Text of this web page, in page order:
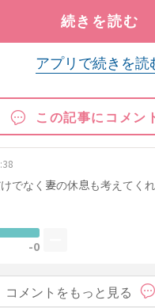
続きを読む
アプリで続きを読
この記事にコメン
でなく妻の休息も考えてく
-0
コメントをもっと見る